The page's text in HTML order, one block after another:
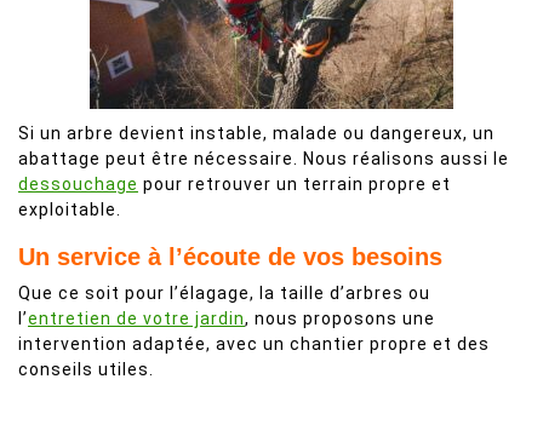
Si un arbre devient instable, malade ou dangereux, un
abattage peut être nécessaire. Nous réalisons aussi le
dessouchage pour retrouver un terrain propre et
exploitable.
Un service à l’écoute de vos besoins
Que ce soit pour l’élagage, la taille d’arbres ou
l’entretien de votre jardin, nous proposons une
intervention adaptée, avec un chantier propre et des
conseils utiles.